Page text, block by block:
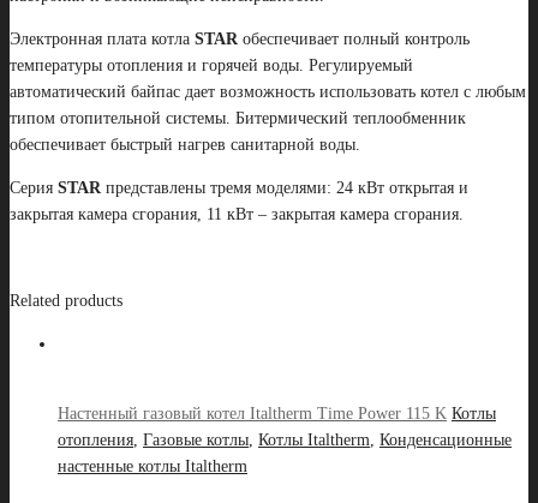
Электронная плата котла STAR обеспечивает полный контроль
температуры отопления и горячей воды. Регулируемый
автоматический байпас дает возможность использовать котел с любым
типом отопительной системы. Битермический теплообменник
обеспечивает быстрый нагрев санитарной воды.
Серия STARпредставлены тремя моделями: 24 кВт открытая и
закрытая камера сгорания, 11 кВт – закрытая камера сгорания.
Related products
Настенный газовый котел Italtherm Time Power 115 K Котлы
отопления, Газовые котлы, Котлы Italtherm, Конденсационные
настенные котлы Italtherm